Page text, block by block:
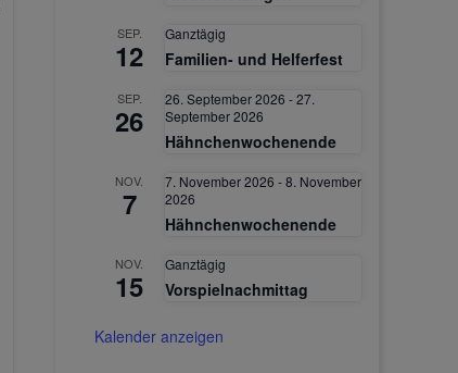
SEP.
12
Ganztägig
Familien- und Helferfest
SEP.
26
26. September 2026 -27.
September 2026
Hähnchenwochenende
NOV.
7
7. November 2026 -8. November
2026
Hähnchenwochenende
NOV.
15
Ganztägig
Vorspielnachmittag
Kalender anzeigen